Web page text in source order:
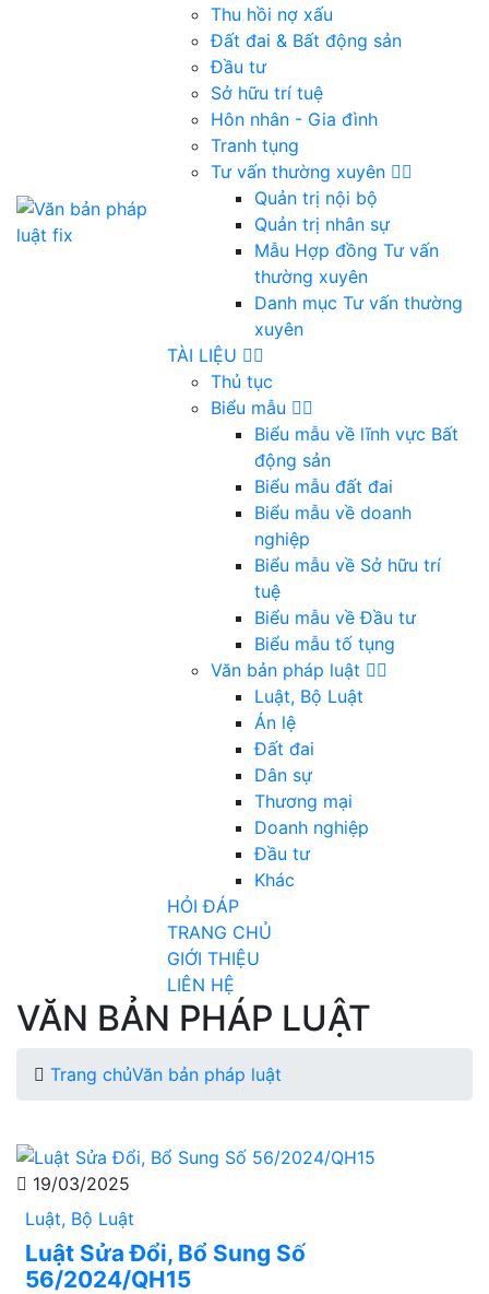
Thu hồi nợ xấu
Đất đai & Bất động sản
Đầu tư
Sở hữu trí tuệ
Hôn nhân - Gia đình
Tranh tụng
Tư vấn thường xuyên
Quản trị nội bộ
Quản trị nhân sự
Mẫu Hợp đồng Tư vấn
thường xuyên
Danh mục Tư vấn thường
xuyên
TÀI LIỆU
Thủ tục
Biểu mẫu
Biểu mẫu về lĩnh vực Bất
động sản
Biểu mẫu đất đai
Biểu mẫu về doanh
nghiệp
Biểu mẫu về Sở hữu trí
tuệ
Biểu mẫu về Đầu tư
Biểu mẫu tố tụng
Văn bản pháp luật
Luật, Bộ Luật
Án lệ
Đất đai
Dân sự
Thương mại
Doanh nghiệp
Đầu tư
Khác
HỎI ĐÁP
TRANG CHỦ
GIỚI THIỆU
LIÊN HỆ
VĂN BẢN PHÁP LUẬT
Trang chủVăn bản pháp luật
19/03/2025
Luật, Bộ Luật
Luật Sửa Đổi, Bổ Sung Số
56/2024/QH15